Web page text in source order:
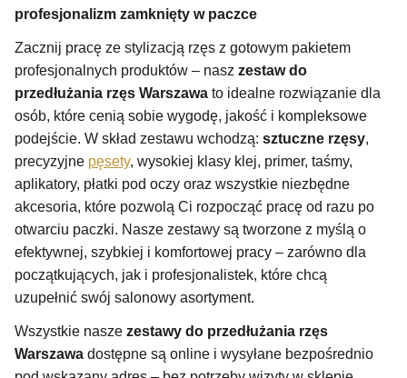
profesjonalizm zamknięty w paczce
Zacznij pracę ze stylizacją rzęs z gotowym pakietem
profesjonalnych produktów – nasz zestaw do
przedłużania rzęs Warszawa to idealne rozwiązanie dla
osób, które cenią sobie wygodę, jakość i kompleksowe
podejście. W skład zestawu wchodzą: sztuczne rzęsy,
precyzyjne pęsety, wysokiej klasy klej, primer, taśmy,
aplikatory, płatki pod oczy oraz wszystkie niezbędne
akcesoria, które pozwolą Ci rozpocząć pracę od razu po
otwarciu paczki. Nasze zestawy są tworzone z myślą o
efektywnej, szybkiej i komfortowej pracy – zarówno dla
początkujących, jak i profesjonalistek, które chcą
uzupełnić swój salonowy asortyment.
Wszystkie nasze zestawy do przedłużania rzęs
Warszawa dostępne są online i wysyłane bezpośrednio